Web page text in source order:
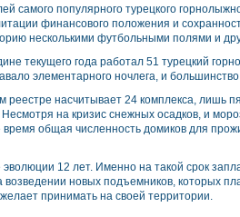
самого популярного турецкого
финансового положения и
несколькими футбольными полями и
текущего года работал 51 турецкий
элементарного ночлега, и
реестре насчитывает 24 комплекса, лишь
на кризис снежных осадков, и
общая численность домиков для
эволюции 12 лет. Именно на такой срок
новых подъемников, которых
принимать на своей территории.